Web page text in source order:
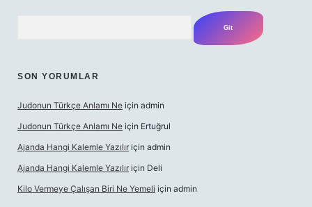
SON YORUMLAR
Judonun Türkçe Anlamı Ne için admin
Judonun Türkçe Anlamı Ne için Ertuğrul
Ajanda Hangi Kalemle Yazılır için admin
Ajanda Hangi Kalemle Yazılır için Deli
Kilo Vermeye Çalışan Biri Ne Yemeli için admin